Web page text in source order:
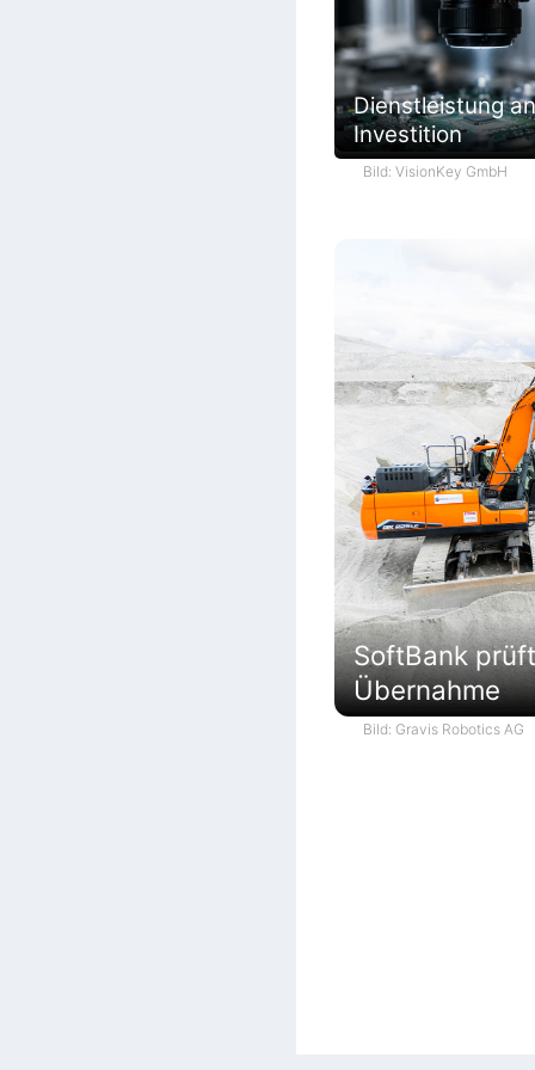
Dienstleistung
Investition
Bild: VisionKey GmbH
SoftBank
Übernahme
Bild: Gravis Robotics AG